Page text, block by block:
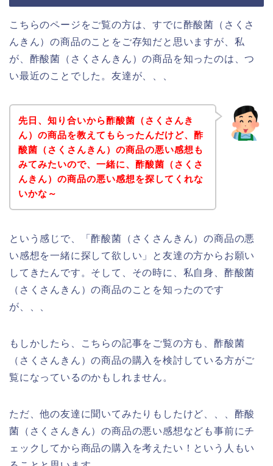
こちらのページをご覧の方は、すでに酢酸菌（さくさ
んきん）の商品のことをご存知だと思いますが、私
が、酢酸菌（さくさんきん）の商品を知ったのは、つ
い最近のことでした。友達が、、、
先日、知り合いから酢酸菌（さくさんき
ん）の商品を教えてもらったんだけど、酢
酸菌（さくさんきん）の商品の悪い感想も
みてみたいので、一緒に、酢酸菌（さくさ
んきん）の商品の悪い感想を探してくれな
いかな～
という感じで、「酢酸菌（さくさんきん）の商品の悪
い感想を一緒に探して欲しい」と友達の方からお願い
してきたんです。そして、その時に、私自身、酢酸菌
（さくさんきん）の商品のことを知ったのです
が、、、
もしかしたら、こちらの記事をご覧の方も、酢酸菌
（さくさんきん）の商品の購入を検討している方がご
覧になっているのかもしれません。
ただ、他の友達に聞いてみたりもしたけど、、、酢酸
菌（さくさんきん）の商品の悪い感想なども事前にチ
ェックしてから商品の購入を考えたい！という人もい